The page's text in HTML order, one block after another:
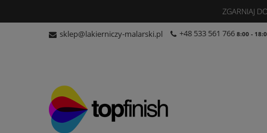
ZGARNIAJ
sklep@lakierniczy-malarski.pl +48 533 561 766 8:00 -